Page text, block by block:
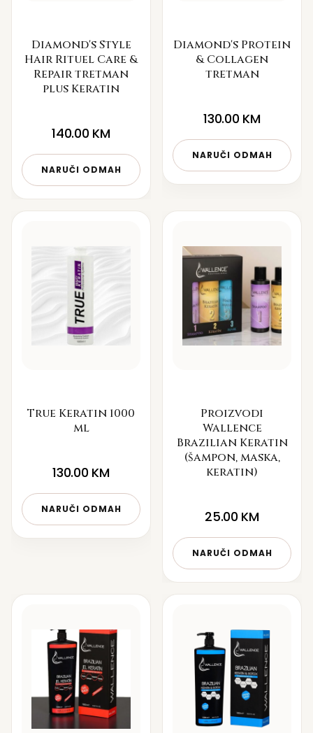
Diamond's Style
Hair Rituel Care &
Repair tretman
plus Keratin
140.00 KM
NARUČI ODMAH
Diamond's Protein
& Collagen
tretman
130.00 KM
NARUČI ODMAH
True Keratin 1000
ml
130.00 KM
NARUČI ODMAH
Proizvodi
Wallence
Brazilian Keratin
(šampon, maska,
keratin)
25.00 KM
NARUČI ODMAH